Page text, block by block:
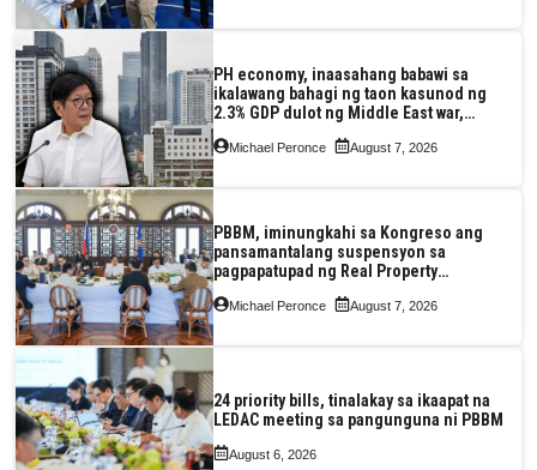
PH economy, inaasahang babawi sa
ikalawang bahagi ng taon kasunod ng
2.3% GDP dulot ng Middle East war,
pagkaantala ng public construction
Michael Peronce August 7, 2026
PBBM, iminungkahi sa Kongreso ang
pansamantalang suspensyon sa
pagpapatupad ng Real Property
Valuation and Assessment Reform Act
Michael Peronce August 7, 2026
24 priority bills, tinalakay sa ikaapat na
LEDAC meeting sa pangunguna ni PBBM
August 6, 2026